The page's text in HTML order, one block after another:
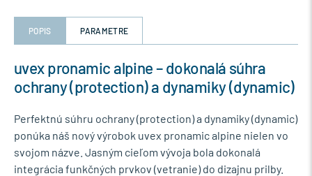
POPIS PARAMETRE
uvex pronamic alpine – dokonalá súhra
ochrany (protection) a dynamiky (dynamic)
Perfektnú súhru ochrany (protection) a dynamiky (dynamic)
ponúka náš nový výrobok uvex pronamic alpine nielen vo
svojom názve. Jasným cieľom vývoja bola dokonalá
integrácia funkčných prvkov (vetranie) do dizajnu prilby.